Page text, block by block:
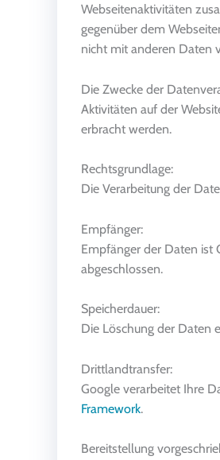
Webseitenaktivitäten
gegenüber dem
nicht mit anderen Daten
Die Zwecke der
Aktivitäten auf der
erbracht werden.
Rechtsgrundlage:
Die Verarbeitung der
Empfänger:
Empfänger der Daten ist
abgeschlossen.
Speicherdauer:
Die Löschung der Daten
Drittlandtransfer:
Google verarbeitet Ihre
Framework.
Bereitstellung